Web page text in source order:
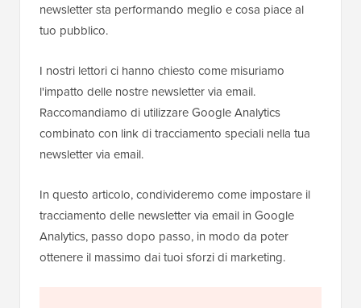
newsletter sta performando meglio e cosa piace al
tuo pubblico.
I nostri lettori ci hanno chiesto come misuriamo
l'impatto delle nostre newsletter via email.
Raccomandiamo di utilizzare Google Analytics
combinato con link di tracciamento speciali nella tua
newsletter via email.
In questo articolo, condivideremo come impostare il
tracciamento delle newsletter via email in Google
Analytics, passo dopo passo, in modo da poter
ottenere il massimo dai tuoi sforzi di marketing.